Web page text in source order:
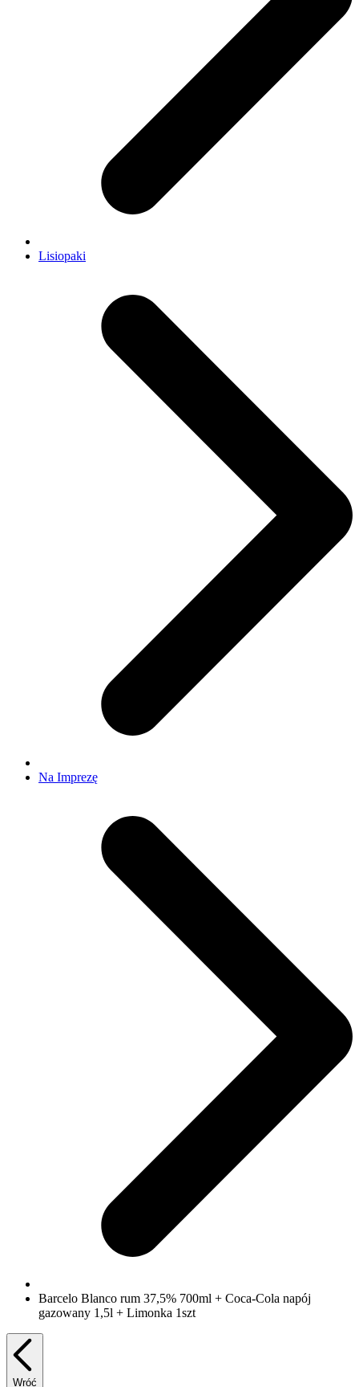
Lisiopaki
Na Imprezę
Barcelo Blanco rum 37,5% 700ml + Coca-Cola napój
gazowany 1,5l + Limonka 1szt
Wróć